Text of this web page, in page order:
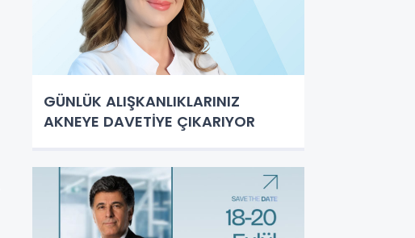
GÜNLÜK ALIŞKANLIKLARINIZ
AKNEYE DAVETİYE ÇIKARIYOR